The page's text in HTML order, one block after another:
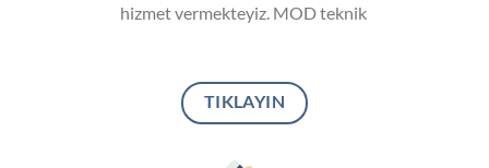
hizmet vermekteyiz. MOD teknik
TIKLAYIN